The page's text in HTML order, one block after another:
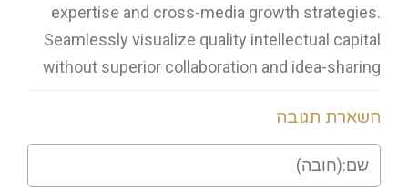
expertise and cross-media growth strategies.
Seamlessly visualize quality intellectual capital
without superior collaboration and idea-sharing
השארת תגובה